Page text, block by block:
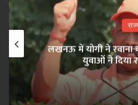
लखनऊ में योगी ने रवाना
युवाओं ने दिया